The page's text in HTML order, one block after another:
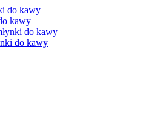
kawy
do kawy